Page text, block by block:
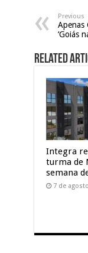
Previous
Apenas
‘Goiás
Related
Integra
turma de
semana
7 de